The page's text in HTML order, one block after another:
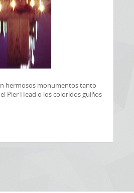
hermosos monumentos tanto
Pier Head o los coloridos guiños